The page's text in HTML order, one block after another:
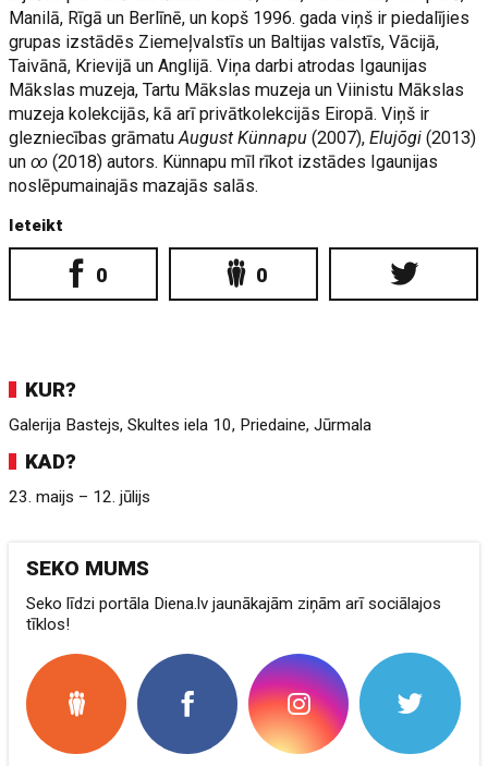
Manilā, Rīgā un Berlīnē, un kopš 1996. gada viņš ir piedalījies
grupas izstādēs Ziemeļvalstīs un Baltijas valstīs, Vācijā,
Taivānā, Krievijā un Anglijā. Viņa darbi atrodas Igaunijas
Mākslas muzeja, Tartu Mākslas muzeja un Viinistu Mākslas
muzeja kolekcijās, kā arī privātkolekcijās Eiropā. Viņš ir
glezniecības grāmatuAugust Künnapu (2007),Elujõgi (2013)
un∞(2018) autors. Künnapu mīl rīkot izstādes Igaunijas
noslēpumainajās mazajās salās.
Ieteikt
0 0
KUR?
Galerija Bastejs, Skultes iela 10, Priedaine, Jūrmala
KAD?
23. maijs – 12. jūlijs
SEKO MUMS
Seko līdzi portāla Diena.lv jaunākajām ziņām arī sociālajos
tīklos!